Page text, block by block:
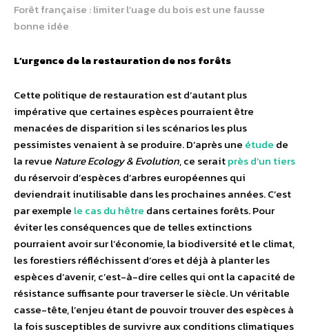
Forêt française : limiter l’uage du bois est une fausse
bonne idée
L’urgence de la restauration de nos forêts
Cette politique de restauration est d’autant plus
impérative que certaines espèces pourraient être
menacées de disparition si les scénarios les plus
pessimistes venaient à se produire. D’après une étude de
la revue Nature Ecology & Evolution, ce seraitprès d’un tiers
du réservoir d’espèces d’arbres européennes qui
deviendrait inutilisable dans les prochaines années. C’est
par exemple le cas du hêtre dans certaines forêts. Pour
éviter les conséquences que de telles extinctions
pourraient avoir sur l’économie, la biodiversité et le climat,
les forestiers réfléchissent d’ores et déjà à planter les
espèces d’avenir, c’est-à-dire celles qui ont la capacité de
résistance suffisante pour traverser le siècle. Un véritable
casse-tête, l’enjeu étant de pouvoir trouver des espèces à
la fois susceptibles de survivre aux conditions climatiques